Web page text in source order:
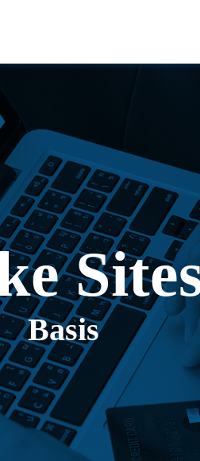
Basis